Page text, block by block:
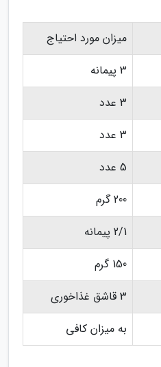
میزان مورد احتیاج
3 پیمانه
3 عدد
3 عدد
5 عدد
200 گرم
2/1 پیمانه
150 گرم
3 قاشق غذاخوری
به میزان کافی